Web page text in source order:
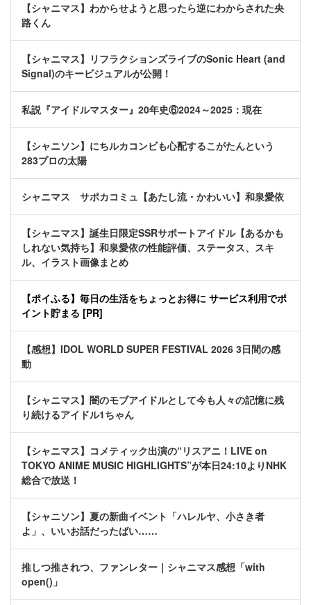
【シャニマス】わからせようと思ったら逆にわからされた央
路くん
【シャニマス】リフラクションズライブのSonic Heart (and
Signal)のキービジュアルが公開！
私説『アイドルマスター』20年史⑥2024～2025：現在
【シャニソン】にちルカコンビも心配するこがたんという
283プロの太陽
シャニマス サポカコミュ【あたし流・かわいい】和泉愛依
【シャニマス】誕生日限定SSRサポートアイドル【あるかも
しれない気持ち】和泉愛依の性能評価、ステータス、スキ
ル、イラスト画像まとめ
【ポイふる】毎日の生活をちょっとお得に サービス利用でポ
イント貯まる [PR]
【感想】IDOL WORLD SUPER FESTIVAL 2026 3日間の感
動
【シャニマス】闇のモブアイドルとして今も人々の記憶に残
り続けるアイドル1ちゃん
【シャニマス】コメティック出演の“リスアニ！LIVE on
TOKYO ANIME MUSIC HIGHLIGHTS”が本日24:10よりNHK
総合で放送！
【シャニソン】夏の新曲イベント「ハレルヤ、小さき者
よ」、いいお話だったばい……
推しつ推されつ、ファンレター｜シャニマス感想「with
open()」